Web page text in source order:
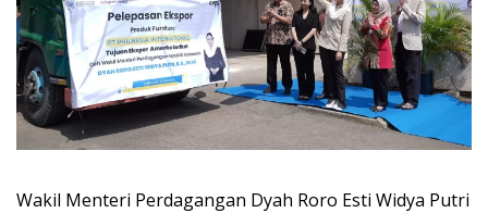
Wakil Menteri Perdagangan Dyah Roro Esti Widya Putri